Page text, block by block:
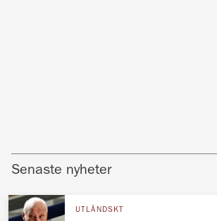
Senaste nyheter
UTLÄNDSKT